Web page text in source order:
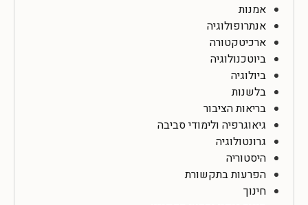
אמנות
אנתרופולוגיה
ארכיטקטורה
ביוטכנולוגיה
ביולוגיה
בלשנות
בריאות הציבור
גיאוגרפיה ולימודי סביבה
גרונטולוגיה
היסטוריה
הפרעות בתקשורת
חינוך